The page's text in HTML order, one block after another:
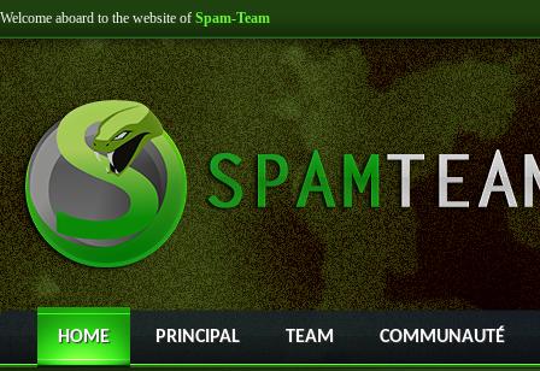
Welcome aboard to the website of Spam-Team
HOME PRINCIPAL TEAM COMMUNAUTÉ